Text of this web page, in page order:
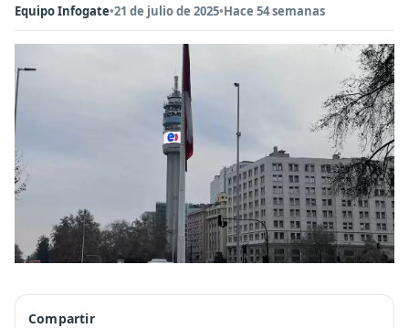
Equipo Infogate•21 de julio de 2025•Hace 54 semanas
Compartir